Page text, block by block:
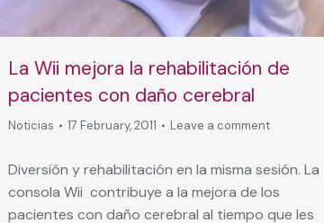
La Wii mejora la rehabilitación de
pacientes con daño cerebral
Noticias 17 February, 2011 Leave a comment
Diversión y rehabilitación en la misma sesión. La
consola Wii contribuye a la mejora de los
pacientes con daño cerebral al tiempo que les